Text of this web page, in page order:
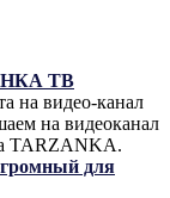
ТВ
на видео-канал
на видеоканал
TARZANKA.
для